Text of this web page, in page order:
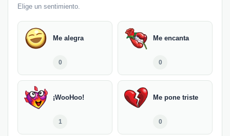
Elige un sentimiento.
Me alegra
0
Me encanta
0
¡WooHoo!
1
Me pone triste
0